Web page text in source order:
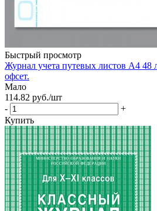
Быстрый просмотр
Журнал учета путевых листов А4 48
офсет.
Мало
114.82 руб./шт
-
+
Купить